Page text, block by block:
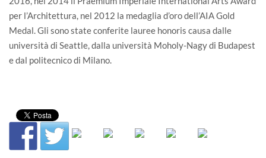
per l’Architettura, nel 2012 la medaglia d’oro dell’AIA Gold
Medal. Gli sono state conferite lauree honoris causa dalle
università di Seattle, dalla università Moholy-Nagy di Budapest
e dal politecnico di Milano.